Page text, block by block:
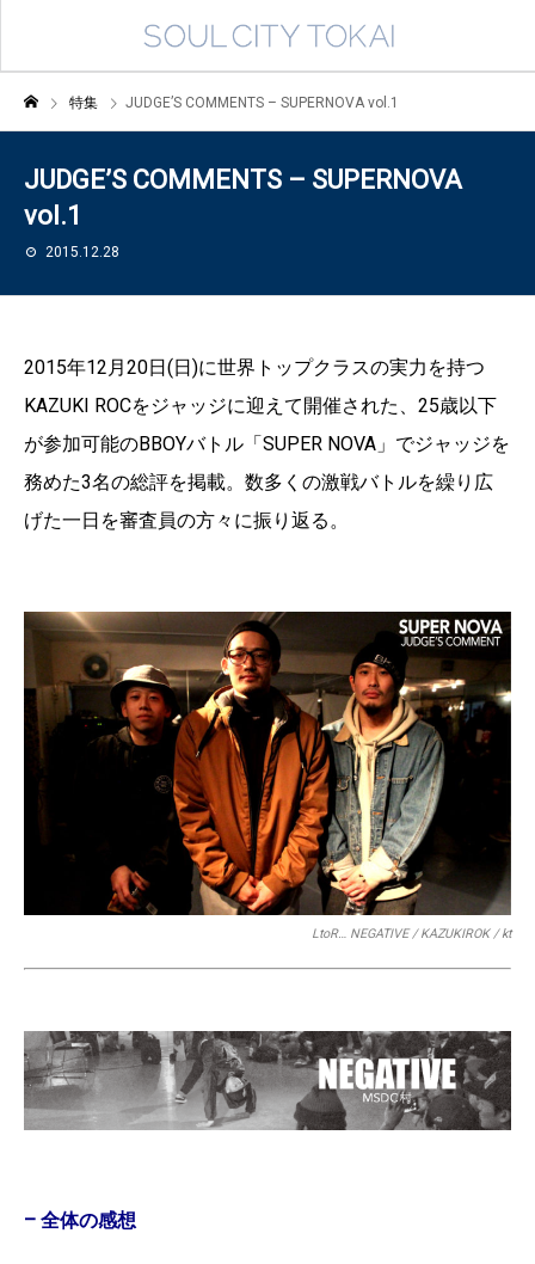
特集 JUDGE’S COMMENTS – SUPERNOVA vol.1
JUDGE’S COMMENTS – SUPERNOVA
vol.1
2015.12.28
2015年12月20日(日)に世界トップクラスの実力を持つ
KAZUKI ROCをジャッジに迎えて開催された、25歳以下
が参加可能のBBOYバトル「SUPER NOVA」でジャッジを
務めた3名の総評を掲載。数多くの激戦バトルを繰り広
げた一日を審査員の方々に振り返る。
LtoR… NEGATIVE / KAZUKIROK / kt
– 全体の感想